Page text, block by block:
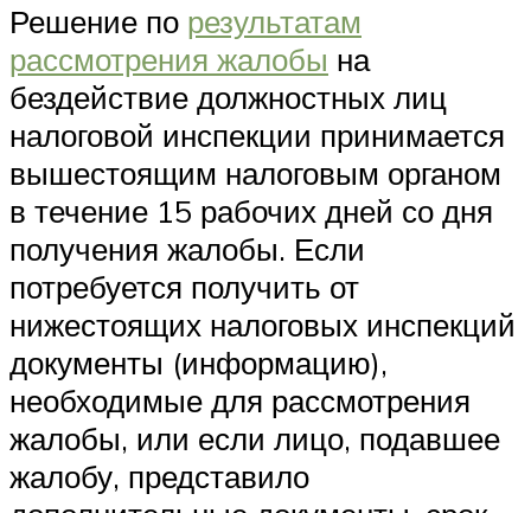
Решение по результатам
рассмотрения жалобы на
бездействие должностных лиц
налоговой инспекции принимается
вышестоящим налоговым органом
в течение 15 рабочих дней со дня
получения жалобы. Если
потребуется получить от
нижестоящих налоговых инспекций
документы (информацию),
необходимые для рассмотрения
жалобы, или если лицо, подавшее
жалобу, представило